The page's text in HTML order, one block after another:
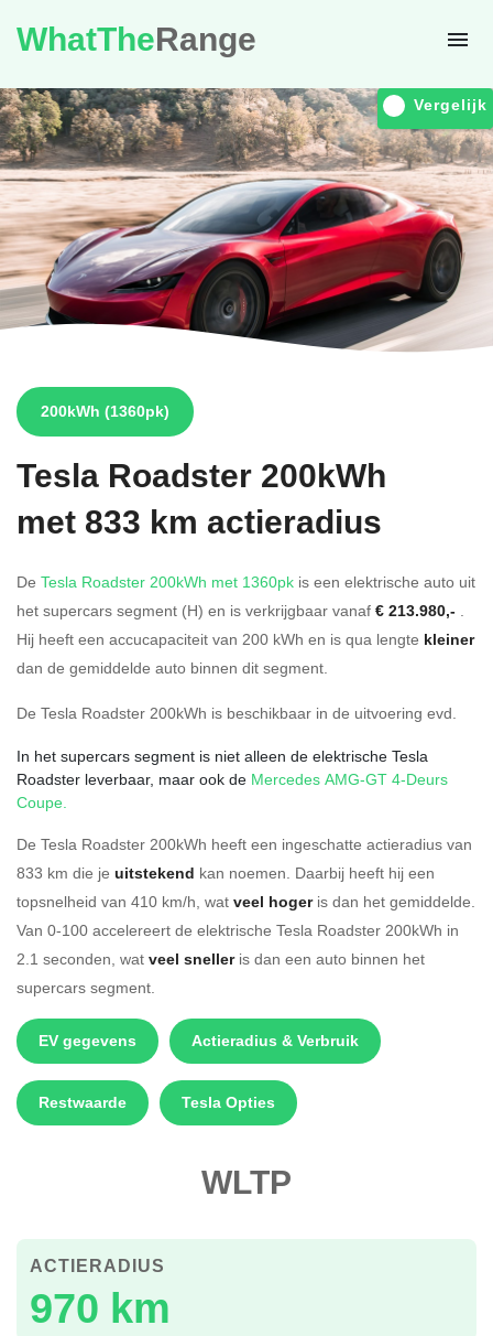
WhatTheRange
Vergelijk
200kWh (1360pk)
Tesla Roadster 200kWh
met 833 km actieradius
De Tesla Roadster 200kWh met 1360pk is een elektrische auto uit
het supercars segment (H) en is verkrijgbaar vanaf € 213.980,- .
Hij heeft een accucapaciteit van 200 kWh en is qua lengte kleiner
dan de gemiddelde auto binnen dit segment.
De Tesla Roadster 200kWh is beschikbaar in de uitvoering evd.
In het supercars segment is niet alleen de elektrische Tesla
Roadster leverbaar, maar ook de Mercedes AMG-GT 4-Deurs
Coupe.
De Tesla Roadster 200kWh heeft een ingeschatte actieradius van
833 km die je uitstekend kan noemen. Daarbij heeft hij een
topsnelheid van 410 km/h, wat veel hogeris dan het gemiddelde.
Van 0-100 accelereert de elektrische Tesla Roadster 200kWh in
2.1 seconden, wat veel snelleris dan een auto binnen het
supercars segment.
EV gegevens Actieradius & Verbruik
Restwaarde Tesla Opties
WLTP
970 km
ACTIERADIUS